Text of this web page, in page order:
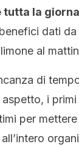
tutta la
dati
al
di
i
per